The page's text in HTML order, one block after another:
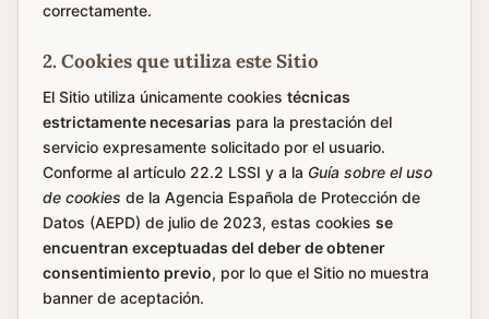
correctamente.
2. Cookies que utiliza este Sitio
El Sitio utiliza únicamente cookies técnicas
estrictamente necesarias para la prestación del
servicio expresamente solicitado por el usuario.
Conforme al artículo 22.2 LSSI y a la Guía sobre el uso
de cookies de la Agencia Española de Protección de
Datos (AEPD) de julio de 2023, estas cookies se
encuentran exceptuadas del deber de obtener
consentimiento previo, por lo que el Sitio no muestra
banner de aceptación.